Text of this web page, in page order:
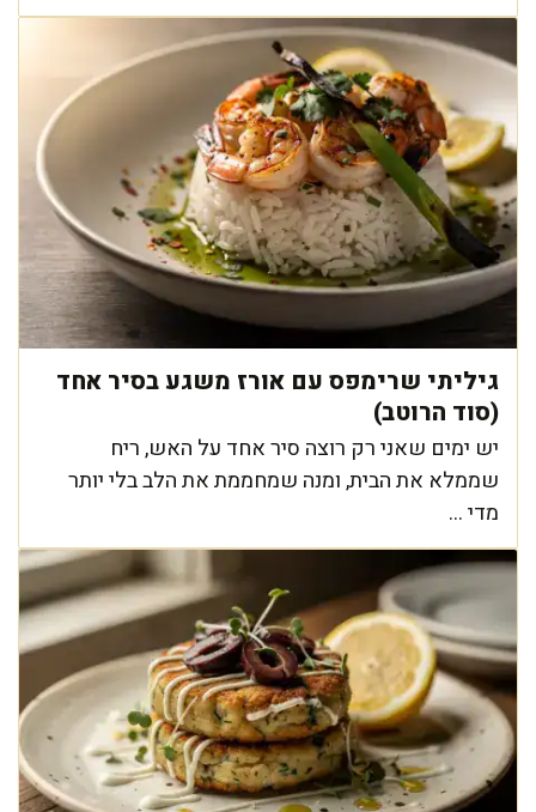
גיליתי שרימפס עם אורז משגע בסיר אחד
(סוד הרוטב)
יש ימים שאני רק רוצה סיר אחד על האש, ריח
שממלא את הבית, ומנה שמחממת את הלב בלי יותר
מדי ...